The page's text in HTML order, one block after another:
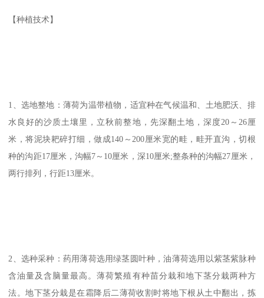
【种植技术】
1、选地整地：薄荷为温带植物，适宜种在气候温和、土地肥沃、排
水良好的沙质土壤里，立秋前整地，先深翻土地，深度20～26厘
米，将泥块耙碎打细，做成140～200厘米宽的畦，畦开直沟，切根
种的沟距17厘米，沟幅7～10厘米，深10厘米;整条种的沟幅27厘米，
两行排列，行距13厘米。
2、选种采种：药用薄荷选用绿茎圆叶种，油薄荷选用以紫茎紫脉种
含油量及含脑量最高。薄荷繁殖有种苗分栽和地下茎分栽两种方
法。地下茎分栽是在霜降后二薄荷收割时将地下根从土中翻出，拣